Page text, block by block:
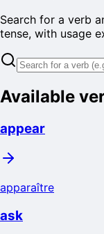
Search for a verb
tense, with usage
Available
appear
apparaître
ask